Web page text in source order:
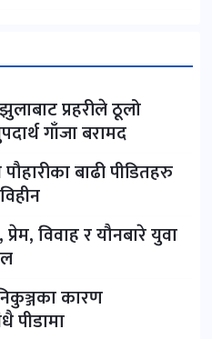
प्रहरीले ठूलो
गाँजा बरामद
बाढी पीडितहरु
प्रेम, विवाह र यौनबारे युवा
कारण
पीडामा